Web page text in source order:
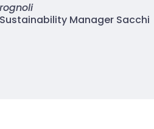
Sustainability Manager Sacchi